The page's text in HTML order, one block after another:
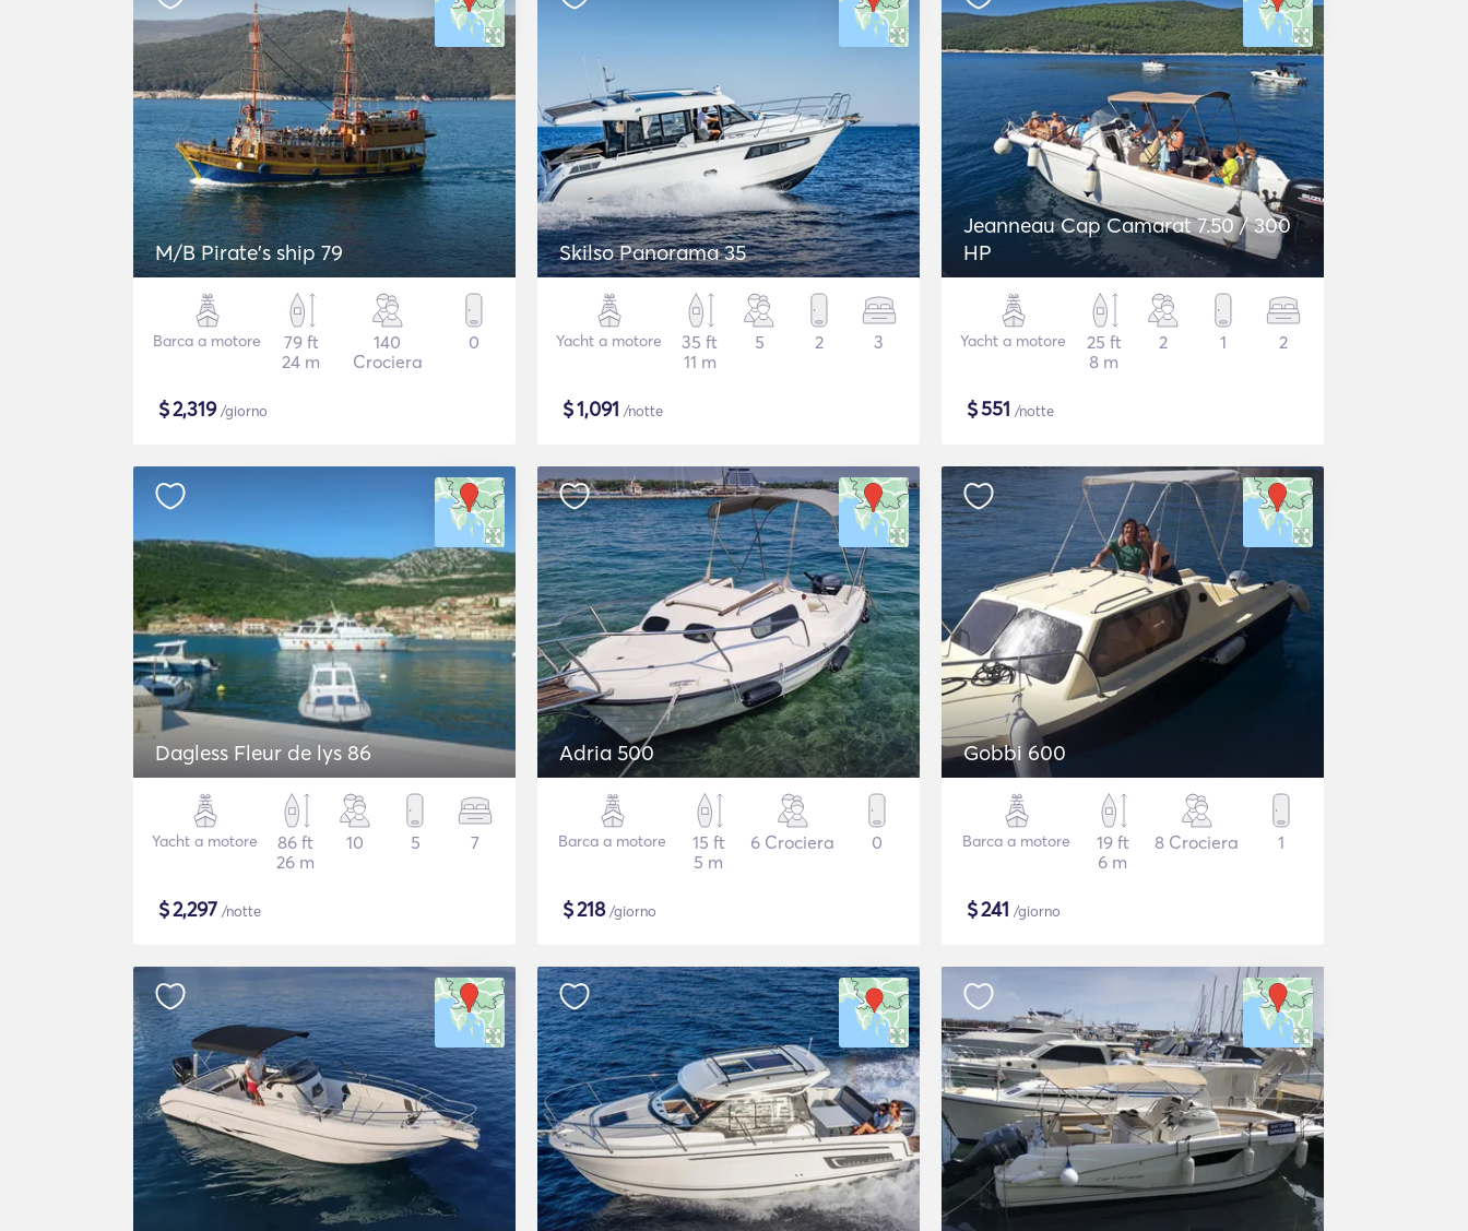
M/B Pirate's ship 79
Barca a motore
79 ft
24 m
140
Crociera
0
$2,319/giorno
Skilso Panorama 35
Yacht a motore
35 ft
11 m
5 2 3
$1,091 /notte
Jeanneau Cap Camarat 7.50 / 300
HP
Yacht a motore
25 ft
8 m
2 1 2
$551 /notte
Dagless Fleur de lys 86
Yacht a motore
86 ft
26 m
10 5 7
$2,297 /notte
Adria 500
Barca a motore
15 ft
5 m
6 Crociera 0
$218/giorno
Gobbi 600
Barca a motore
19 ft
6 m
8 Crociera 1
$241 /giorno